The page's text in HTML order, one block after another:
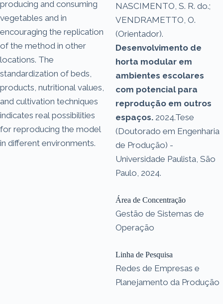
producing and consuming
vegetables and in
encouraging the replication
of the method in other
locations. The
standardization of beds,
products, nutritional values,
and cultivation techniques
indicates real possibilities
for reproducing the model
in different environments.
NASCIMENTO, S. R. do.;
VENDRAMETTO, O.
(Orientador).
Desenvolvimento de
horta modular em
ambientes escolares
com potencial para
reprodução em outros
espaços. 2024.Tese
(Doutorado em Engenharia
de Produção) -
Universidade Paulista, São
Paulo, 2024.
Área de Concentração
Gestão de Sistemas de
Operação
Linha de Pesquisa
Redes de Empresas e
Planejamento da Produção